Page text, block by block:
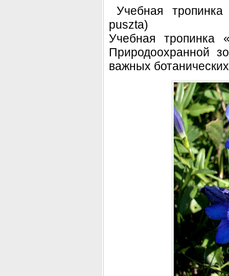
Учебная
puszta)
Учебная тропинка
Природоохранной
важных